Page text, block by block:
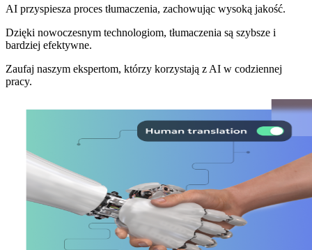
AI przyspiesza proces tłumaczenia, zachowując wysoką jakość.
Dzięki nowoczesnym technologiom, tłumaczenia są szybsze i
bardziej efektywne.
Zaufaj naszym ekspertom, którzy korzystają z AI w codziennej
pracy.